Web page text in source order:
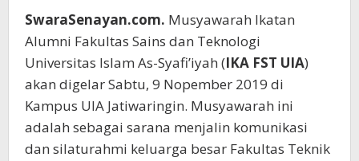
SwaraSenayan.com. Musyawarah Ikatan
Alumni Fakultas Sains dan Teknologi
Universitas Islam As-Syafi’iyah (IKA FST UIA)
akan digelar Sabtu, 9 Nopember 2019 di
Kampus UIA Jatiwaringin. Musyawarah ini
adalah sebagai sarana menjalin komunikasi
dan silaturahmi keluarga besar Fakultas Teknik